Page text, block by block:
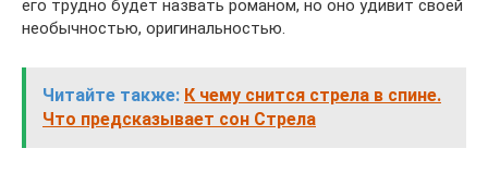
его трудно будет назвать романом, но оно удивит своей
необычностью, оригинальностью.
Читайте также: К чему снится стрела в спине.
Что предсказывает сон Стрела